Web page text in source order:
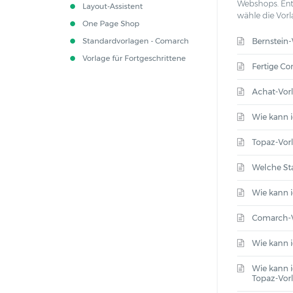
Webshops.
wähle die
Fertige
Achat-
Wie kann
Topaz-
Welche
Wie kann
Comarch-
Wie kann
Wie kann
Topaz-
Layout-Assistent
One Page Shop
Standardvorlagen - Comarch
Vorlage für Fortgeschrittene